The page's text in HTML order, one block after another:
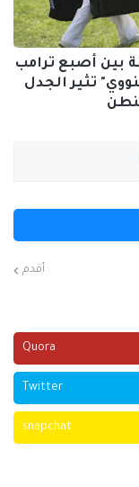
بين أصبع ترامب
تثير الجدل
أقدم
Quora
Twitter
snapchat